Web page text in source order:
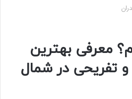
معرفی بهترین
تفریحی در شمال